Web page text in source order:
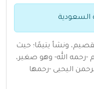
السعودية
ونشأ يتيمًا؛ حيث
-رحمه الله- وهو صغير،
اليحيى -رحمها